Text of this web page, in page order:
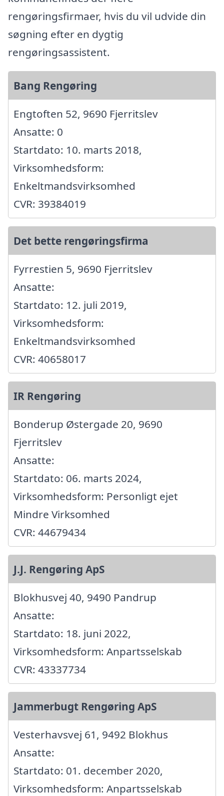
rengøringsfirmaer, hvis du vil udvide din
søgning efter en dygtig
rengøringsassistent.
Bang Rengøring
Engtoften 52, 9690 Fjerritslev
Ansatte: 0
Startdato: 10. marts 2018,
Virksomhedsform:
Enkeltmandsvirksomhed
CVR: 39384019
Det bette rengøringsfirma
Fyrrestien 5, 9690 Fjerritslev
Ansatte:
Startdato: 12. juli 2019,
Virksomhedsform:
Enkeltmandsvirksomhed
CVR: 40658017
IR Rengøring
Bonderup Østergade 20, 9690
Fjerritslev
Ansatte:
Startdato: 06. marts 2024,
Virksomhedsform: Personligt ejet
Mindre Virksomhed
CVR: 44679434
J.J. Rengøring ApS
Blokhusvej 40, 9490 Pandrup
Ansatte:
Startdato: 18. juni 2022,
Virksomhedsform: Anpartsselskab
CVR: 43337734
Jammerbugt Rengøring ApS
Vesterhavsvej 61, 9492 Blokhus
Ansatte:
Startdato: 01. december 2020,
Virksomhedsform: Anpartsselskab